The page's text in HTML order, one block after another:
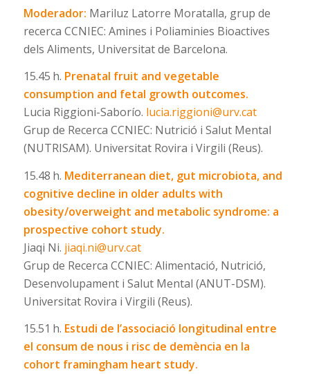
Moderador: Mariluz Latorre Moratalla, grup de
recerca CCNIEC: Amines i Poliaminies Bioactives
dels Aliments, Universitat de Barcelona.
15.45 h. Prenatal fruit and vegetable
consumption and fetal growth outcomes.
Lucia Riggioni-Saborío. lucia.riggioni@urv.cat
Grup de Recerca CCNIEC: Nutrició i Salut Mental
(NUTRISAM). Universitat Rovira i Virgili (Reus).
15.48 h. Mediterranean diet, gut microbiota, and
cognitive decline in older adults with
obesity/overweight and metabolic syndrome: a
prospective cohort study.
Jiaqi Ni. jiaqi.ni@urv.cat
Grup de Recerca CCNIEC: Alimentació, Nutrició,
Desenvolupament i Salut Mental (ANUT-DSM).
Universitat Rovira i Virgili (Reus).
15.51 h. Estudi de l’associació longitudinal entre
el consum de nous i risc de demència en la
cohort framingham heart study.